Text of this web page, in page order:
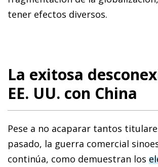
tener efectos diversos.
La exitosa
EE. UU. con China
Pese a no acaparar tantos
pasado, la guerra comercial
continúa, como demuestran los